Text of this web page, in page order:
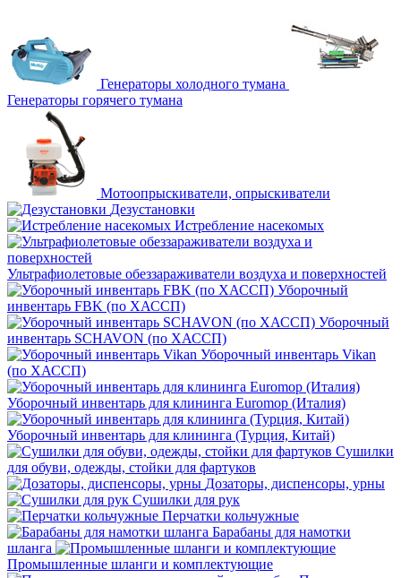
Генераторы холодного тумана
Генераторы горячего тумана
Мотоопрыскиватели, опрыскиватели
Дезустановки
Истребление насекомых
Ультрафиолетовые обеззараживатели воздуха и поверхностей
Уборочный
инвентарь FBK (по ХАССП)
Уборочный
инвентарь SCHAVON (по ХАССП)
Уборочный инвентарь Vikan
(по ХАССП)
Уборочный инвентарь для клининга Euromop (Италия)
Уборочный инвентарь для клининга (Турция, Китай)
Сушилки
для обуви, одежды, стойки для фартуков
Дозаторы, диспенсоры, урны
Сушилки для рук
Перчатки кольчужные
Барабаны для намотки
шланга
Промышленные шланги и комплектующие